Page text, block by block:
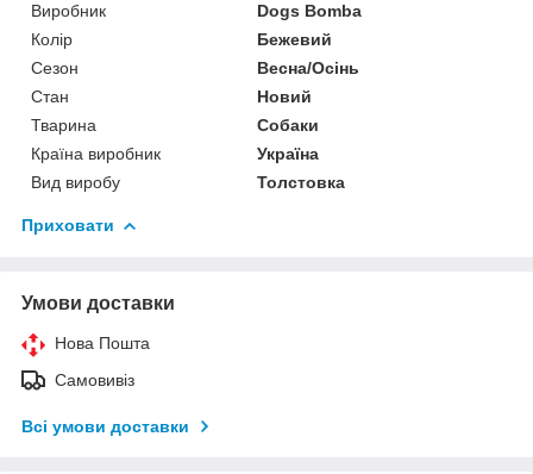
Виробник
Dogs Bomba
Колір
Бежевий
Сезон
Весна/Осінь
Стан
Новий
Тварина
Собаки
Країна виробник
Україна
Вид виробу
Толстовка
Приховати
Умови доставки
Нова Пошта
Самовивіз
Всі умови доставки